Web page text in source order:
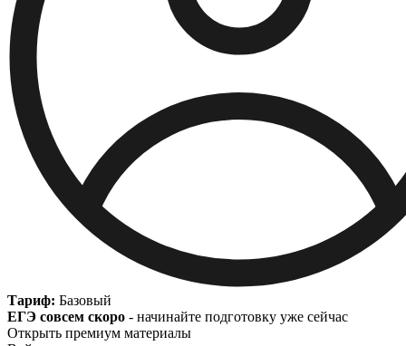
Тариф: Базовый
ЕГЭ совсем скоро - начинайте подготовку уже сейчас
Открыть премиум материалы